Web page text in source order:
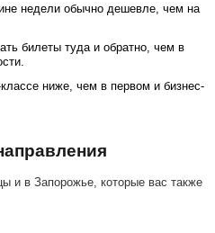
недели обычно дешевле, чем на
билеты туда и обратно, чем в
ниже, чем в первом и бизнес-
и в Запорожье, которые вас также